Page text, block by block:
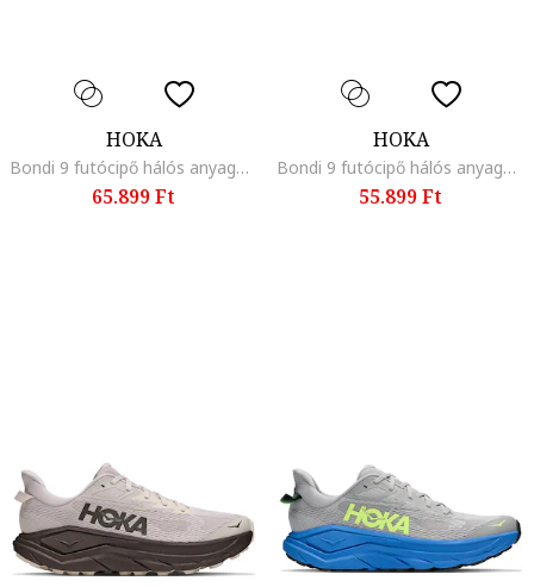
HOKA
Bondi 9 futócipő hálós anyagbetétekkel, Pasztellkék/Halványsárga
65.899 Ft
HOKA
Bondi 9 futócipő hálós anyagbetétekkel, Pasztellrózsaszín
55.899 Ft